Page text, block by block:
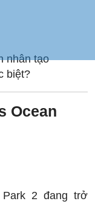
nhân tạo
biệt?
Ocean
Park 2 đang trở